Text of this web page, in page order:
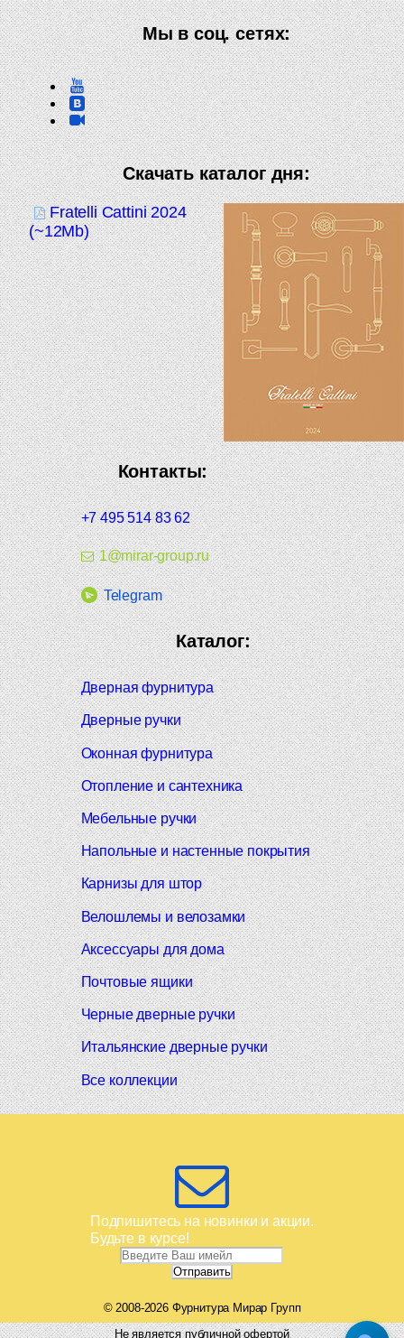
Мы в соц. сетях:
Скачать каталог дня:
Fratelli Cattini 2024
(~12Mb)
Контакты:
+7 495 514 83 62
1@mirar-group.ru
Telegram
Каталог:
Дверная фурнитура
Дверные ручки
Оконная фурнитура
Отопление и сантехника
Мебельные ручки
Напольные и настенные покрытия
Карнизы для штор
Велошлемы и велозамки
Аксессуары для дома
Почтовые ящики
Черные дверные ручки
Итальянские дверные ручки
Все коллекции
Подпишитесь на новинки и акции.
Будьте в курсе!
© 2008-2026 Фурнитура Мирар Групп
Не является публичной офертой